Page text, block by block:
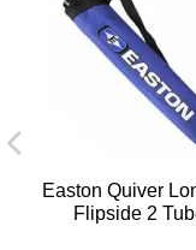
Easton Quiver
Flipside 2